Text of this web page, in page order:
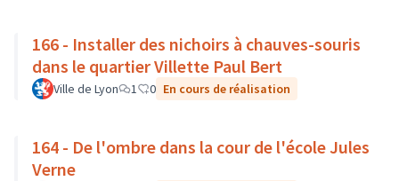
166 - Installer des nichoirs à chauves-souris
dans le quartier Villette Paul Bert
Ville de Lyon 1 0 En cours de réalisation
164 - De l'ombre dans la cour de l'école Jules
Verne